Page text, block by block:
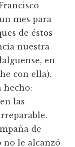
mes para
de éstos
nuestra
en
con ella).
hecho:
las
de
no le alcanzó